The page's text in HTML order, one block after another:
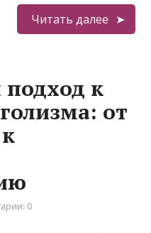
Читать далее
к
от
0